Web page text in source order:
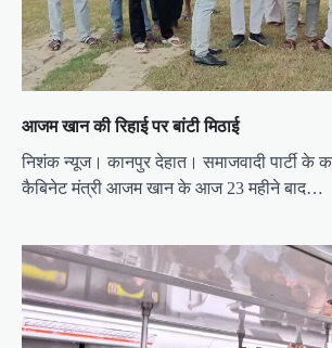
n
आजम खान की रिहाई पर बांटी मिठाई
निशंक न्यूज। कानपुर देहात। समाजवादी पार्टी के
कैबिनेट मंत्री आजम खान के आज 23 महीने बाद…